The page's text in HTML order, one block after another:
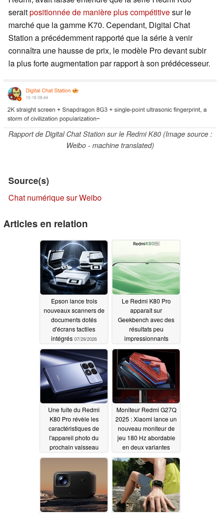
seraitpositionnée de manière plus compétitivesur le
marché que la gamme K70. Cependant, Digital Chat
Station a précédemment rapporté que la série à venir
connaîtra une hausse de prix, le modèle Pro devant subir
la plus forte augmentation par rapport à son prédécesseur.
Rapport de Digital Chat Station sur le Redmi K80 (Image source :
Weibo - machine translated)
Source(s)
Chat numérique sur Weibo
Articles en relation
Epson lance trois
nouveaux scanners de
documents dotés
d'écrans tactiles
intégrés 07/29/2026
Le Redmi K80 Pro
apparaît sur
Geekbench avec des
résultats peu
impressionnants
11/18/2024
Une fuite du Redmi
K80 Pro révèle les
caractéristiques de
l'appareil photo du
prochain vaisseau
amiral à prix abordable
Moniteur Redmi G27Q
2025 : Xiaomi lance un
nouveau moniteur de
jeu 180 Hz abordable
en deux variantes
10/21/2024